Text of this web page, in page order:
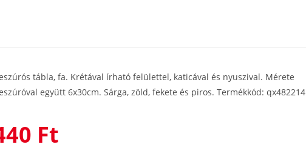
tábla, fa. Krétával írható felülettel, katicával és nyuszival. Mérete
együtt 6x30cm. Sárga, zöld, fekete és piros. Termékkód: qx482214
Ft